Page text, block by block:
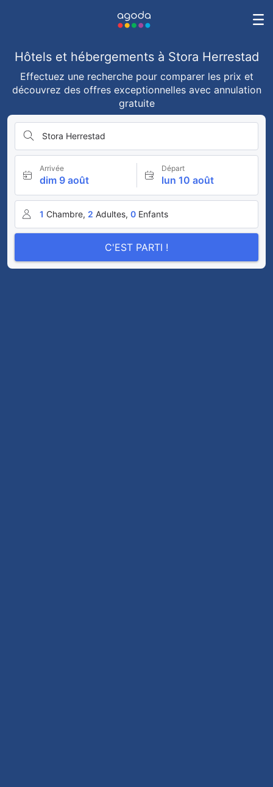
Hôtels et hébergements à Stora Herrestad
Effectuez une recherche pour comparer les prix et
découvrez des offres exceptionnelles avec annulation
gratuite
Stora Herrestad
Arrivée
dim 9 août
Départ
lun 10 août
1 Chambre, 2 Adultes, 0 Enfants
C'EST PARTI !